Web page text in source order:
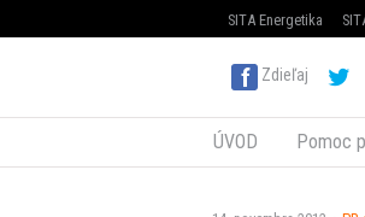
SITA Energetika
Zdieľaj
ÚVOD Pomoc